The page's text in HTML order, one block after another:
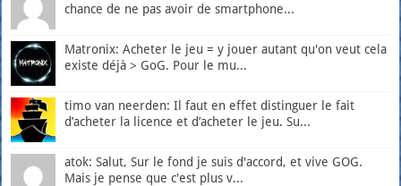
chance de ne pas avoir de smartphone...
Matronix: Acheter le jeu = y jouer autant qu'on veut cela
existe déjà > GoG. Pour le mu...
timo van neerden: Il faut en effet distinguer le fait
d’acheter la licence et d’acheter le jeu. Su...
atok: Salut, Sur le fond je suis d'accord, et vive GOG.
Mais je pense que c'est plus v...